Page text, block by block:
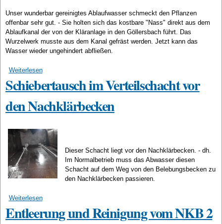
Unser wunderbar gereinigtes Ablaufwasser schmeckt den Pflanzen
offenbar sehr gut. - Sie holten sich das kostbare "Nass" direkt aus dem
Ablaufkanal der von der Kläranlage in den Göllersbach führt. Das
Wurzelwerk musste aus dem Kanal gefräst werden. Jetzt kann das
Wasser wieder ungehindert abfließen.
Weiterlesenüber Der Ablaufkanal ist zugewachsen!
Schiebertausch im Verteilschacht vor
den Nachklärbecken
Dieser Schacht liegt vor den Nachklärbecken. - dh.
Im Normalbetrieb muss das Abwasser diesen
Schacht auf dem Weg von den Belebungsbecken zu
den Nachklärbecken passieren.
Weiterlesenüber Schiebertausch im Verteilschacht vor den
Nachklärbecken
Entleerung und Reinigung vom NKB 2